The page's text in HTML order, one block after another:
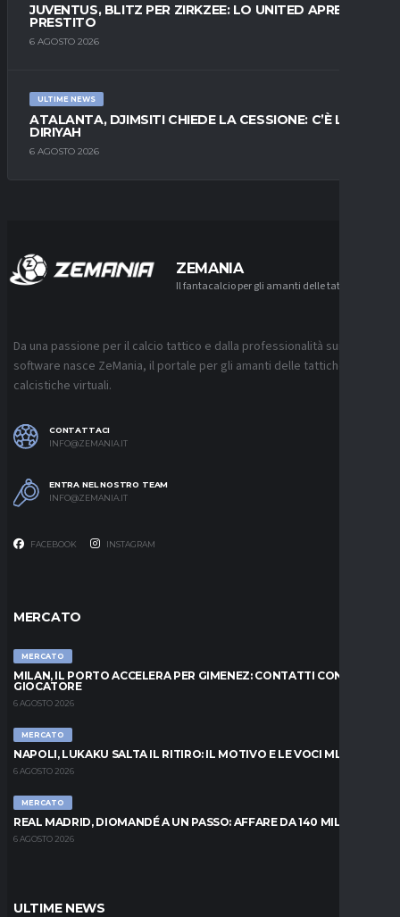
JUVENTUS, BLITZ PER ZIRKZEE: LO UNITED APRE AL
PRESTITO
6 AGOSTO 2026
ULTIME NEWS
ATALANTA, DJIMSITI CHIEDE LA CESSIONE: C’È L’AL-
DIRIYAH
6 AGOSTO 2026
ZEMANIA
Il fantacalcio per gli amanti delle tattiche
Da una passione per il calcio tattico e dalla professionalità sui
software nasce ZeMania, il portale per gli amanti delle tattiche
calcistiche virtuali.
CONTATTACI
INFO@ZEMANIA.IT
ENTRA NEL NOSTRO TEAM
INFO@ZEMANIA.IT
FACEBOOK INSTAGRAM
MERCATO
MERCATO
MILAN, IL PORTO ACCELERA PER GIMENEZ: CONTATTI CON IL
GIOCATORE
6 AGOSTO 2026
MERCATO
NAPOLI, LUKAKU SALTA IL RITIRO: IL MOTIVO E LE VOCI MLS
6 AGOSTO 2026
MERCATO
REAL MADRID, DIOMANDÉ A UN PASSO: AFFARE DA 140 MILIONI
6 AGOSTO 2026
ULTIME NEWS